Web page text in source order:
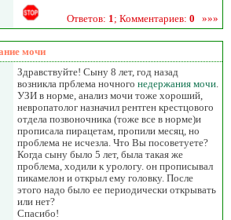
Ответов: 1; Комментариев: 0 »»»
мочи
Здравствуйте! Сыну 8 лет, год назад
возникла прблема ночного недержания мочи.
УЗИ в норме, анализ мочи тоже хороший,
невропатолог назначил рентген крестцового
отдела позвоночника (тоже все в норме)и
прописала пирацетам, пропили месяц, но
проблема не исчезла. Что Вы посоветуете?
Когда сыну было 5 лет, была такая же
проблема, ходили к урологу. он прописывал
пикамелон и открыл ему головку. После
этого надо было ее периодически открывать
или нет?
Спасибо!